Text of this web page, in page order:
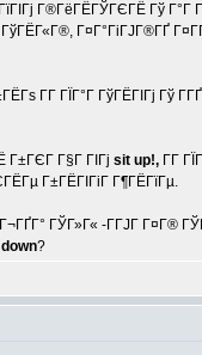
Г®ГёГЁГЎГЄГЁ
Г¤Г°ГіГЈГ®ГҐ
Г­Г ГЇГ°Г ГўГЁГІГј
Г§Г ГІГј sit up!, Г­Г
Г±ГЁГІГіГ Г¶ГЁГїГµ.
ГЎГ»Г« -Г­ГЈГ Г¤Г®
?